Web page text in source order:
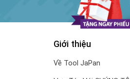
Giới thiệu
Về Tool JaPan